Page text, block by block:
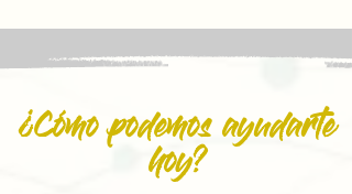
¿Cómo podemos ayudarte
hoy?